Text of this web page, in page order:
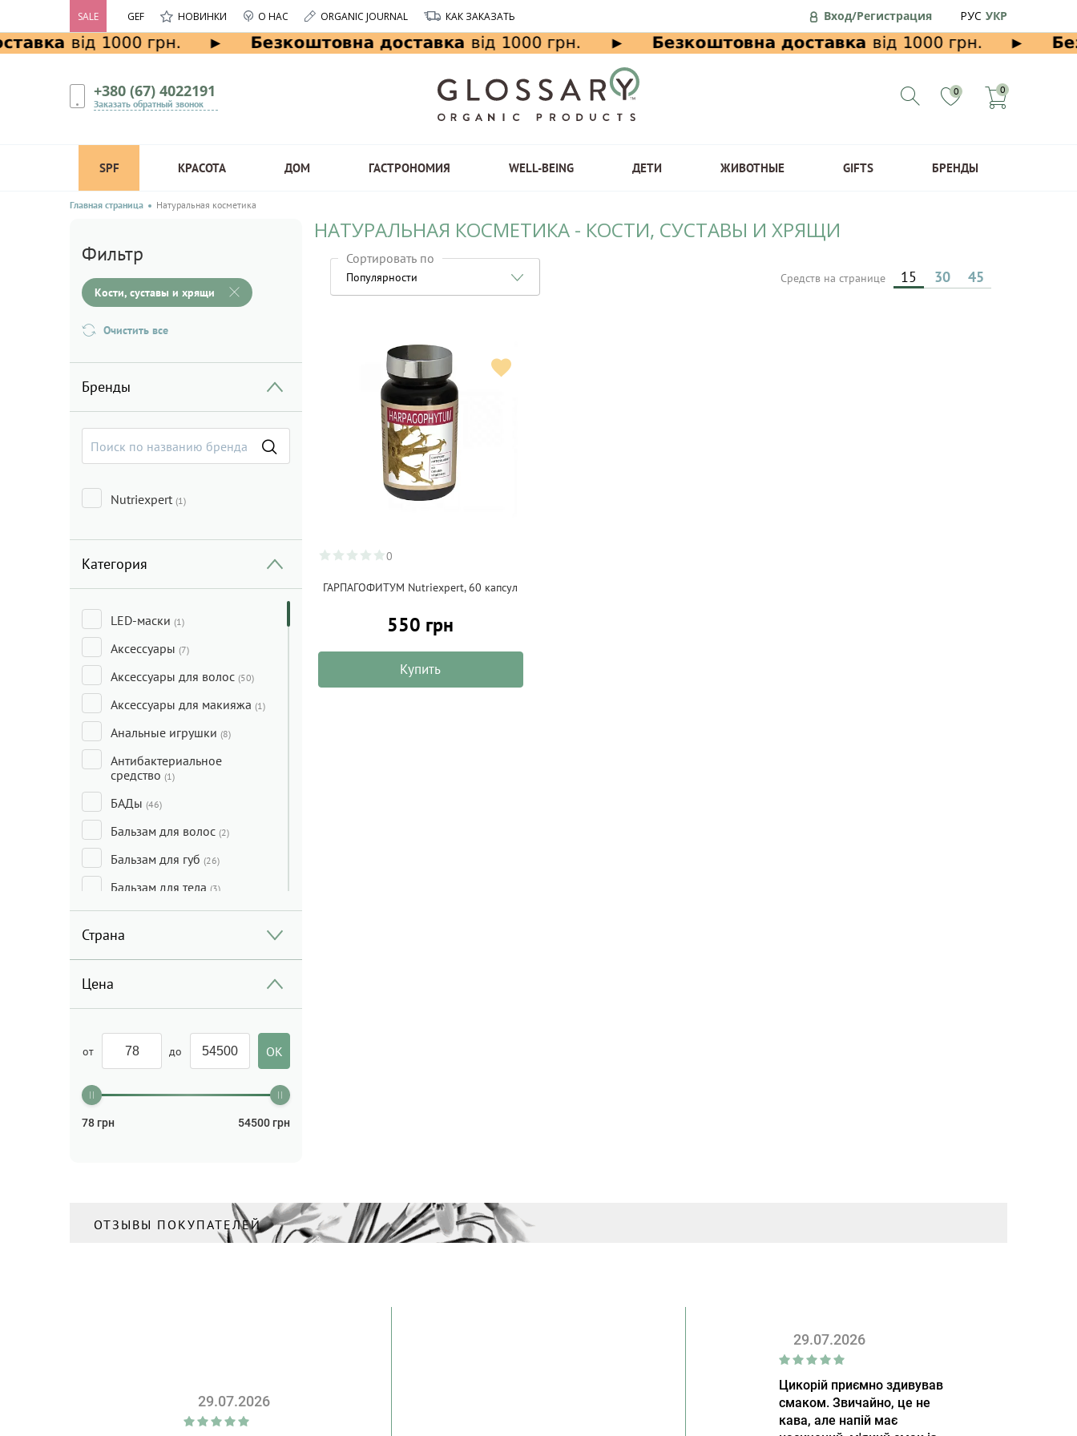
SALE GEF НОВИНКИ О НАС ORGANIC JOURNAL КАК ЗАКАЗАТЬ Вход/Регистрация РУС УКР
+380 (67) 4022191
Заказать обратный звонок
0 0
SPF КРАСОТА ДОМ ГАСТРОНОМИЯ WELL-BEING ДЕТИ ЖИВОТНЫЕ GIFTS БРЕНДЫ
Главная страница Натуральная косметика
Фильтр
Кости, суставы и хрящи
Очистить все
Бренды
Nutriexpert (1)
Категория
LED-маски (1)
Аксессуары (7)
Аксессуары для волос (50)
Аксессуары для макияжа (1)
Анальные игрушки (8)
Антибактериальное
средство (1)
БАДы (46)
Бальзам для волос (2)
Бальзам для губ (26)
Бальзам для тела (3)
Бальзам лечебный
Бальзам после бритья
салфетки
Вибраторы/массажеры
Волосы, кожа и ногти(1)
Выравниватель волос(4)
Гель
Глина органическая(7)
Детский крем(5)
Страна
Цена
от до
78 грн 54500 грн
НАТУРАЛЬНАЯ КОСМЕТИКА - КОСТИ, СУСТАВЫ И ХРЯЩИ
Сортировать по
Популярности Средств на странице 15 30 45
0
ГАРПАГОФИТУМ Nutriexpert, 60 капсул
550 грн
Купить
ОТЗЫВЫ ПОКУПАТЕЛЕЙ
29.07.2026
29.07.2026
Цикорій приємно здивував
смаком. Звичайно, це не
кава, але напій має